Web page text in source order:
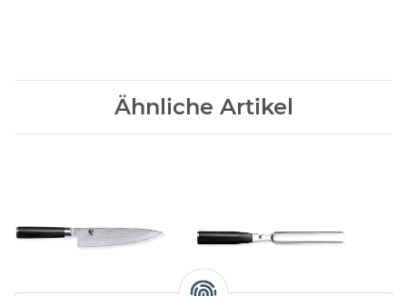
Ähnliche Artikel